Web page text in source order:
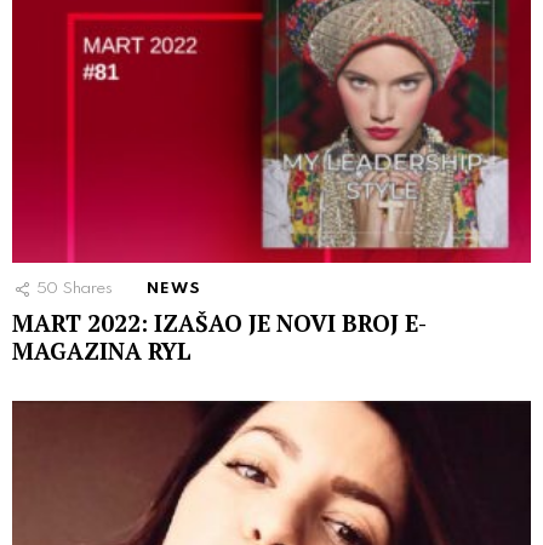
50 Shares NEWS
MART 2022: IZAŠAO JE NOVI BROJ E-
MAGAZINA RYL